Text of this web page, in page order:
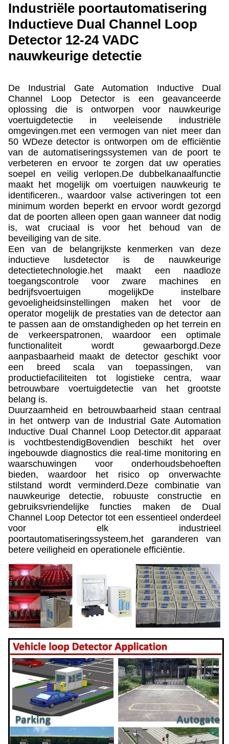
Industriële poortautomatisering
Inductieve Dual Channel Loop
Detector 12-24 VADC
nauwkeurige detectie
De Industrial Gate Automation Inductive Dual
Channel Loop Detector is een geavanceerde
oplossing die is ontworpen voor nauwkeurige
voertuigdetectie in veeleisende industriële
omgevingen.met een vermogen van niet meer dan
50 WDeze detector is ontworpen om de efficiëntie
van de automatiseringssystemen van de poort te
verbeteren en ervoor te zorgen dat uw operaties
soepel en veilig verlopen.De dubbelkanaalfunctie
maakt het mogelijk om voertuigen nauwkeurig te
identificeren., waardoor valse activeringen tot een
minimum worden beperkt en ervoor wordt gezorgd
dat de poorten alleen open gaan wanneer dat nodig
is, wat cruciaal is voor het behoud van de
beveiliging van de site.
Een van de belangrijkste kenmerken van deze
inductieve lusdetector is de nauwkeurige
detectietechnologie.het maakt een naadloze
toegangscontrole voor zware machines en
bedrijfsvoertuigen mogelijkDe instelbare
gevoeligheidsinstellingen maken het voor de
operator mogelijk de prestaties van de detector aan
te passen aan de omstandigheden op het terrein en
de verkeerspatronen, waardoor een optimale
functionaliteit wordt gewaarborgd.Deze
aanpasbaarheid maakt de detector geschikt voor
een breed scala van toepassingen, van
productiefaciliteiten tot logistieke centra, waar
betrouwbare voertuigdetectie van het grootste
belang is.
Duurzaamheid en betrouwbaarheid staan centraal
in het ontwerp van de Industrial Gate Automation
Inductive Dual Channel Loop Detector.dit apparaat
is vochtbestendigBovendien beschikt het over
ingebouwde diagnostics die real-time monitoring en
waarschuwingen voor onderhoudsbehoeften
bieden, waardoor het risico op onverwachte
stilstand wordt verminderd.Deze combinatie van
nauwkeurige detectie, robuuste constructie en
gebruiksvriendelijke functies maken de Dual
Channel Loop Detector tot een essentieel onderdeel
voor elk industrieel
poortautomatiseringssysteem,het garanderen van
betere veiligheid en operationele efficiëntie.